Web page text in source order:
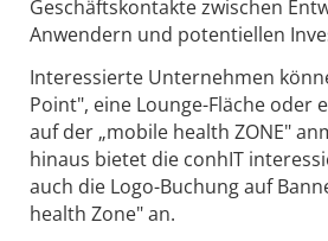
Geschäftskontakte zwischen
Anwendern und potentiellen
Interessierte Unternehmen
Point", eine Lounge-Fläche oder
auf der „mobile health ZONE"
hinaus bietet die conhIT
auch die Logo-Buchung auf
health Zone" an.